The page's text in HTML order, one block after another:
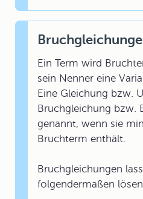
Ein Term wird
sein Nenner eine
Eine Gleichung bzw.
Bruchgleichung bzw.
genannt, wenn sie
Bruchterm enthält.
Bruchgleichungen
folgendermaßen